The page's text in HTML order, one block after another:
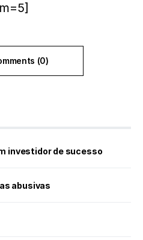
(0)
investidor de sucesso
abusivas